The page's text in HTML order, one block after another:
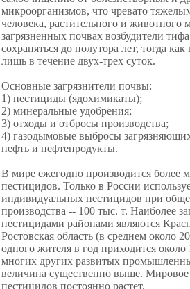
микроорганизмов, что чревато
человека, растительного и
загрязненных почвах возбудители
сохраняться до полутора лет, тогда
лишь в течение двух-трех суток.
Основные загрязнители почвы:
1) пестициды (ядохимикаты);
2) минеральные удобрения;
3) отходы и отбросы производства;
4) газодымовые выбросы
нефть и нефтепродукты.
В мире ежегодно производится более
пестицидов. Только в России
индивидуальных пестицидов при
производства -- 100 тыс. т. Наиболее
пестицидами районами являются
Ростовская область (в среднем около
одного жителя в год приходится
многих других развитых
величина существенно выше. Мировое
пестицидов постоянно растет.